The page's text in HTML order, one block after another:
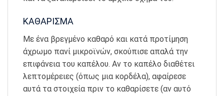
ΚΑΘΑΡΙΣΜΑ
Με ένα βρεγμένο καθαρό και κατά προτίμηση
άχρωμο πανί μικροϊνών, σκούπισε απαλά την
επιφάνεια του καπέλου. Αν το καπέλο διαθέτει
λεπτομέρειες (όπως μια κορδέλα), αφαίρεσε
αυτά τα στοιχεία πριν το καθαρίσετε (αν αυτό